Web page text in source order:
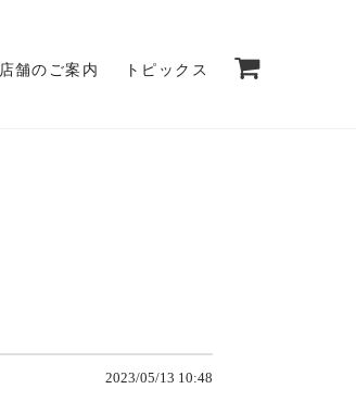
店舗のご案内 トピックス
2023/05/13 10:48